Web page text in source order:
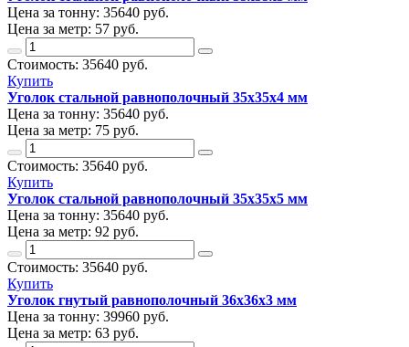
Цена за тонну: 35640 руб.
Цена за метр: 57 руб.
Стоимость: 35640 руб.
Купить
Уголок стальной равнополочный 35х35х4 мм
Цена за тонну: 35640 руб.
Цена за метр: 75 руб.
Стоимость: 35640 руб.
Купить
Уголок стальной равнополочный 35х35х5 мм
Цена за тонну: 35640 руб.
Цена за метр: 92 руб.
Стоимость: 35640 руб.
Купить
Уголок гнутый равнополочный 36х36х3 мм
Цена за тонну: 39960 руб.
Цена за метр: 63 руб.